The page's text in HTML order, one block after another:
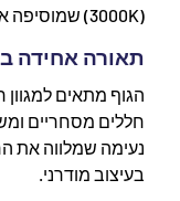
(3000K) שמוסיפה אווירה מזמינה.
תאורה אחידה
הגוף מתאים
חללים מסחריים
נעימה שמלווה את
בעיצוב מודרני.